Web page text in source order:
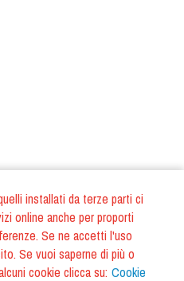
installati da terze parti ci
online anche per proporti
Se ne accetti l'uso
Se vuoi saperne di più o
cookie clicca su: Cookie